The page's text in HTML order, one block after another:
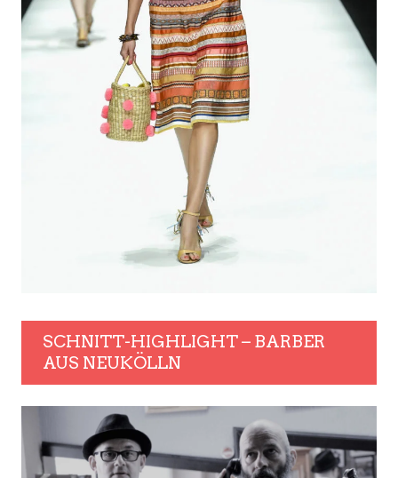
SCHNITT-HIGHLIGHT – BARBER
AUS NEUKÖLLN